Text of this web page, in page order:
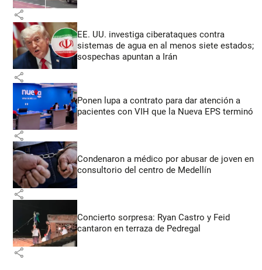
share
EE. UU. investiga ciberataques contra
sistemas de agua en al menos siete estados;
sospechas apuntan a Irán
share
Ponen lupa a contrato para dar atención a
pacientes con VIH que la Nueva EPS terminó
share
Condenaron a médico por abusar de joven en
consultorio del centro de Medellín
share
Concierto sorpresa: Ryan Castro y Feid
cantaron en terraza de Pedregal
share